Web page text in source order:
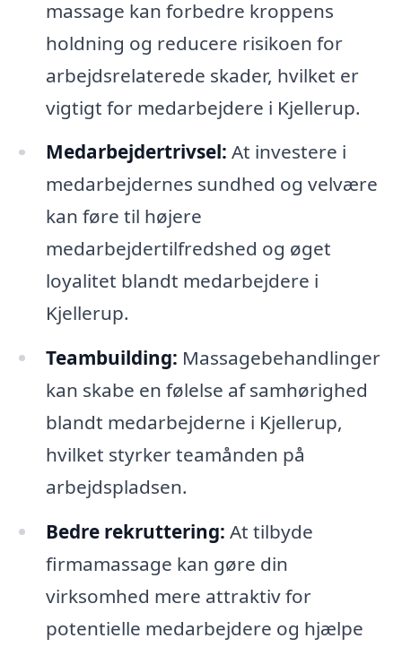
massage kan forbedre kroppens
holdning og reducere risikoen for
arbejdsrelaterede skader, hvilket er
vigtigt for medarbejdere i Kjellerup.
Medarbejdertrivsel: At investere i
medarbejdernes sundhed og velvære
kan føre til højere
medarbejdertilfredshed og øget
loyalitet blandt medarbejdere i
Kjellerup.
Teambuilding: Massagebehandlinger
kan skabe en følelse af samhørighed
blandt medarbejderne i Kjellerup,
hvilket styrker teamånden på
arbejdspladsen.
Bedre rekruttering: At tilbyde
firmamassage kan gøre din
virksomhed mere attraktiv for
potentielle medarbejdere og hjælpe